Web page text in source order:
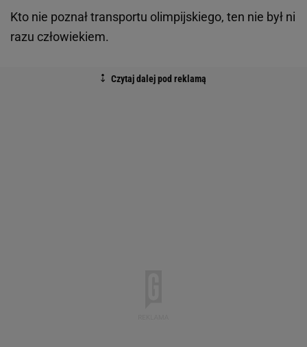
Kto nie poznał transportu olimpijskiego, ten nie był ni
razu człowiekiem.